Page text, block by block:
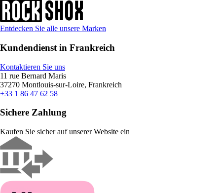
Entdecken Sie alle unsere Marken
Kundendienst in Frankreich
Kontaktieren Sie uns
11 rue Bernard Maris
37270 Montlouis-sur-Loire, Frankreich
+33 1 86 47 62 58
Sichere Zahlung
Kaufen Sie sicher auf unserer Website ein